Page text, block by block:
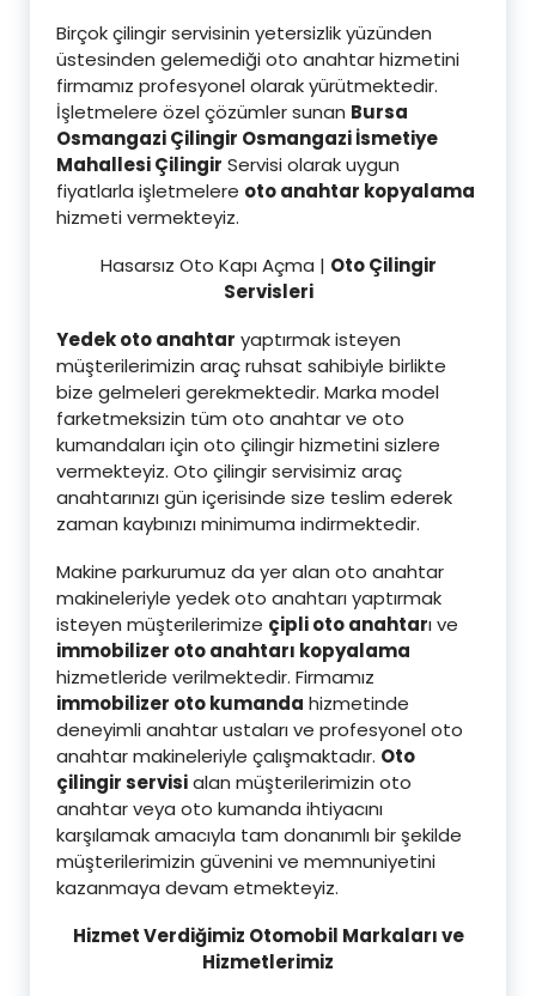
Birçok çilingir servisinin yetersizlik yüzünden
üstesinden gelemediği oto anahtar hizmetini
firmamız profesyonel olarak yürütmektedir.
İşletmelere özel çözümler sunan Bursa
Osmangazi Çilingir Osmangazi İsmetiye
Mahallesi Çilingir Servisi olarak uygun
fiyatlarla işletmelere oto anahtar kopyalama
hizmeti vermekteyiz.
Hasarsız Oto Kapı Açma | Oto Çilingir
Servisleri
Yedek oto anahtar yaptırmak isteyen
müşterilerimizin araç ruhsat sahibiyle birlikte
bize gelmeleri gerekmektedir. Marka model
farketmeksizin tüm oto anahtar ve oto
kumandaları için oto çilingir hizmetini sizlere
vermekteyiz. Oto çilingir servisimiz araç
anahtarınızı gün içerisinde size teslim ederek
zaman kaybınızı minimuma indirmektedir.
Makine parkurumuz da yer alan oto anahtar
makineleriyle yedek oto anahtarı yaptırmak
isteyen müşterilerimize çipli oto anahtarı ve
immobilizer oto anahtarı kopyalama
hizmetleride verilmektedir. Firmamız
immobilizer oto kumanda hizmetinde
deneyimli anahtar ustaları ve profesyonel oto
anahtar makineleriyle çalışmaktadır. Oto
çilingir servisialan müşterilerimizin oto
anahtar veya oto kumanda ihtiyacını
karşılamak amacıyla tam donanımlı bir şekilde
müşterilerimizin güvenini ve memnuniyetini
kazanmaya devam etmekteyiz.
Hizmet Verdiğimiz Otomobil Markaları ve
Hizmetlerimiz